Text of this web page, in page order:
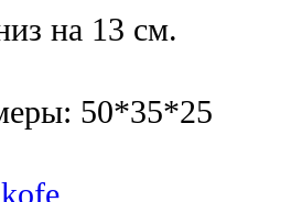
на 13 см.
50*35*25